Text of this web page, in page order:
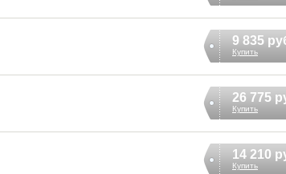
9 835
Купить
26 775
Купить
14 210
Купить